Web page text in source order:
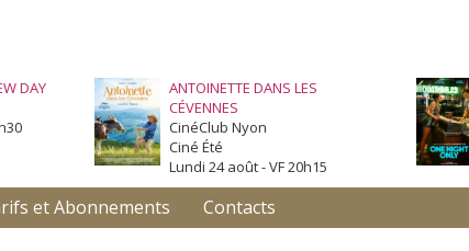
DAY
ANTOINETTE DANS LES
CÉVENNES
CinéClub Nyon
Ciné Été
Lundi 24 août - VF 20h15
et Abonnements Contacts